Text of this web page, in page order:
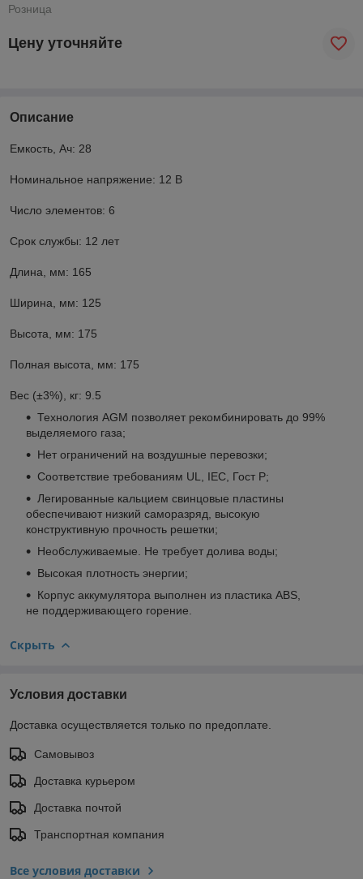
Розница
Цену уточняйте
Описание
Емкость, Ач: 28
Номинальное напряжение: 12 В
Число элементов: 6
Срок службы: 12 лет
Длина, мм: 165
Ширина, мм: 125
Высота, мм: 175
Полная высота, мм: 175
Вес (±3%), кг: 9.5
Технология AGM позволяет рекомбинировать до 99%
выделяемого газа;
Нет ограничений на воздушные перевозки;
Соответствие требованиям UL, IEC, Гост Р;
Легированные кальцием свинцовые пластины
обеспечивают низкий саморазряд, высокую
конструктивную прочность решетки;
Необслуживаемые. Не требует долива воды;
Высокая плотность энергии;
Корпус аккумулятора выполнен из пластика ABS,
не поддерживающего горение.
Скрыть
Условия доставки
Доставка осуществляется только по предоплате.
Самовывоз
Доставка курьером
Доставка почтой
Транспортная компания
Все условия доставки